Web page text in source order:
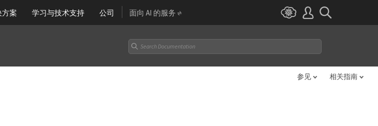
方案 学习与技术支持 公司 面向 AI 的服务
参见 相关指南